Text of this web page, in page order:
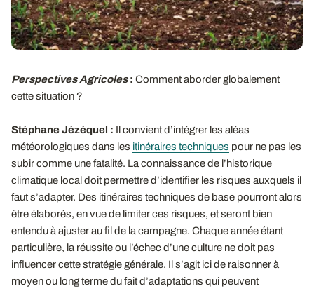
Perspectives Agricoles: Comment aborder globalement
cette situation ?
Stéphane Jézéquel : Il convient d’intégrer les aléas
météorologiques dans les itinéraires techniques pour ne pas les
subir comme une fatalité. La connaissance de l’historique
climatique local doit permettre d’identifier les risques auxquels il
faut s’adapter. Des itinéraires techniques de base pourront alors
être élaborés, en vue de limiter ces risques, et seront bien
entendu à ajuster au fil de la campagne. Chaque année étant
particulière, la réussite ou l’échec d’une culture ne doit pas
influencer cette stratégie générale. Il s’agit ici de raisonner à
moyen ou long terme du fait d’adaptations qui peuvent